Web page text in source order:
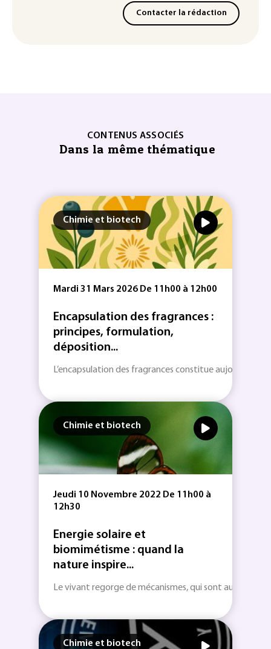
Contacter la rédaction
CONTENUS ASSOCIÉS
Dans la même thématique
Chimie et biotech
Mardi 31 Mars 2026 De 11h00 à 12h00
Encapsulation des fragrances :
principes, formulation,
déposition...
L’encapsulation des fragrances constitue aujourd’hui
Chimie et biotech
Jeudi 10 Novembre 2022 De 11h00 à
12h30
Energie solaire et
biomimétisme : quand la
nature inspire...
Le vivant regorge de mécanismes, qui sont autant de
Chimie et biotech